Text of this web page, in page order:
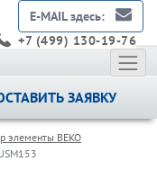
E-MAIL здесь:
+7 (499) 130-19-76
ЗАЯВКУ
элементы BEKO